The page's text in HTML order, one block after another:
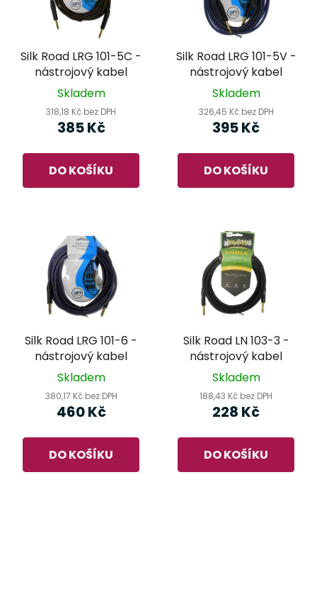
Silk Road LRG 101-5C -
nástrojový kabel
Skladem
318,18 Kč bez DPH
385 Kč
DO KOŠÍKU
Silk Road LRG 101-5V -
nástrojový kabel
Skladem
326,45 Kč bez DPH
395 Kč
DO KOŠÍKU
Silk Road LRG 101-6 -
nástrojový kabel
Skladem
380,17 Kč bez DPH
460 Kč
DO KOŠÍKU
Silk Road LN 103-3 -
nástrojový kabel
Skladem
188,43 Kč bez DPH
228 Kč
DO KOŠÍKU